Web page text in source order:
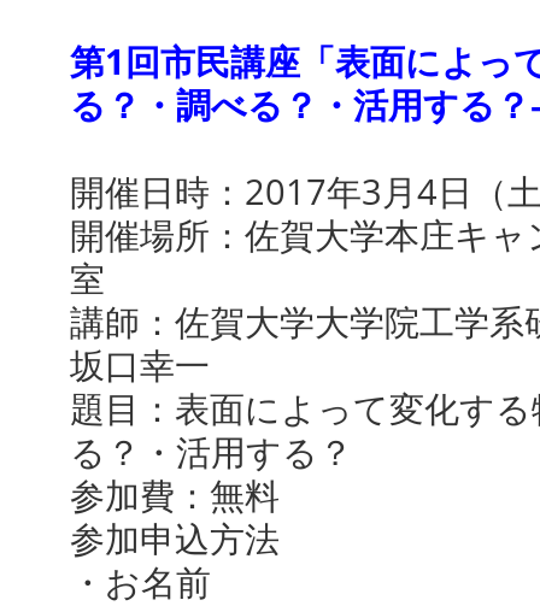
第1回市民講座「表面によ
る？・調べる？・活用する
開催日時：2017年3月4日（
開催場所：佐賀大学本庄キ
室
講師：佐賀大学大学院工学
坂口幸一
題目：表面によって変化す
る？・活用する？
参加費：無料
参加申込方法
・お名前